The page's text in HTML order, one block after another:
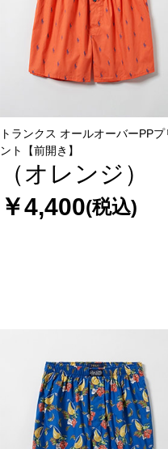
トランクス オールオーバーPPプ
ント【前開き】
（オレンジ）
￥4,400(税込)